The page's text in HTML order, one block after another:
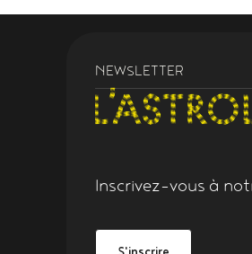
NEWSLETTER
Inscrivez-vous à